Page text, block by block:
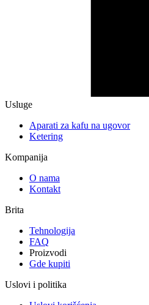
Usluge
Aparati za kafu na ugovor
Ketering
Kompanija
O nama
Kontakt
Brita
Tehnologija
FAQ
Proizvodi
Gde kupiti
Uslovi i politika